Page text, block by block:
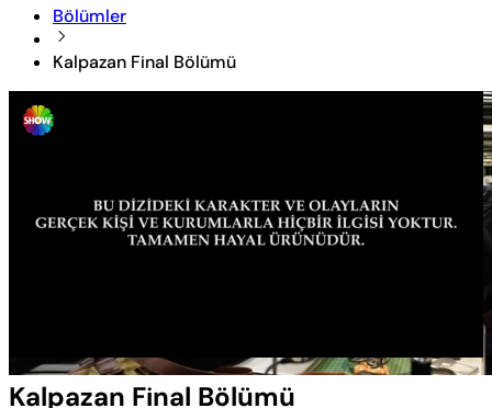
Bölümler
Kalpazan Final Bölümü
Aç
Hızı
Kalpazan Final Bölümü